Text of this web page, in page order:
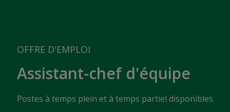
OFFRE D'EMPLOI
Assistant-chef d'équipe
Postes à temps plein et à temps partiel disponibles